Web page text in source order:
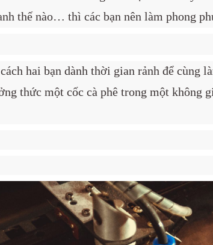
thế nào… thì các bạn nên làm phong
hai bạn dành thời gian rảnh để
thức một cốc cà phê trong một không